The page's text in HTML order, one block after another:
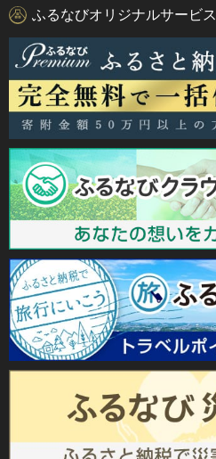
ふるなびオリジナルサービス